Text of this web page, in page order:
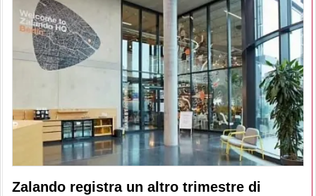
Zalando registra un altro trimestre di